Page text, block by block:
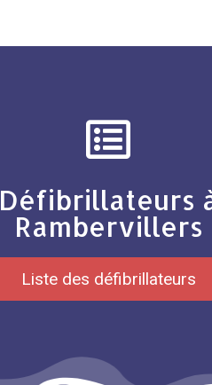
Défibrillateurs
Rambervillers
Liste des défibrillateurs